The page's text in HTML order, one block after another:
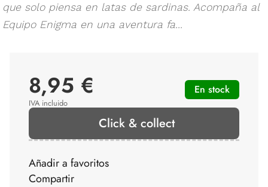
que solo piensa en latas de sardinas. Acompaña al
Equipo Enigma en una aventura fa...
8,95 €
IVA incluido
En stock
Click & collect
Añadir a favoritos
Compartir